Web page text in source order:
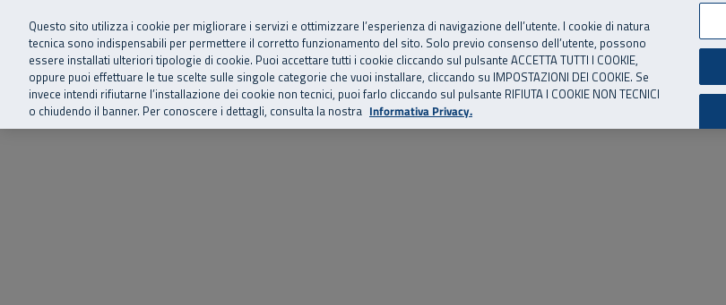
Vai al menu principale
Vai al contenuto principale
Vai al Footer
SuperAbile - il Contact Center Inail per il mondo della disabilità
Home Chi siamo Storie, news ed eventi Risorse utili Supporto
Questo sito utilizza i cookie per migliorare i servizi e ottimizzare l’esperienza di navigazione dell’utente. I cookie di natura
tecnica sono indispensabili per permettere il corretto funzionamento del sito. Solo previo consenso dell’utente, possono
essere installati ulteriori tipologie di cookie. Puoi accettare tutti i cookie cliccando sul pulsante ACCETTA TUTTI I COOKIE,
oppure puoi effettuare le tue scelte sulle singole categorie che vuoi installare, cliccando su IMPOSTAZIONI DEI COOKIE. Se
invece intendi rifiutarne l’installazione dei cookie non tecnici, puoi farlo cliccando sul pulsante RIFIUTA I COOKIE NON TECNICI
o chiudendo il banner. Per conoscere i dettagli, consulta la nostra Informativa Privacy.